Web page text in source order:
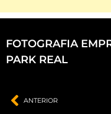
FOTOGRAFIA
PARK REAL
ANTERIOR